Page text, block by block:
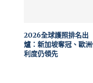
2026全球護照排名出
爐：新加坡奪冠、歐
利度仍領先